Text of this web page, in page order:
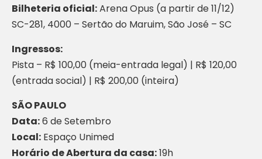
Bilheteria oficial:Arena Opus (a partir de 11/12)
SC-281, 4000 – Sertão do Maruim, São José – SC
Ingressos:
Pista – R$ 100,00 (meia-entrada legal) | R$ 120,00
(entrada social) | R$ 200,00 (inteira)
SÃO PAULO
Data:6 de Setembro
Local: Espaço Unimed
Horário de Abertura da casa:19h